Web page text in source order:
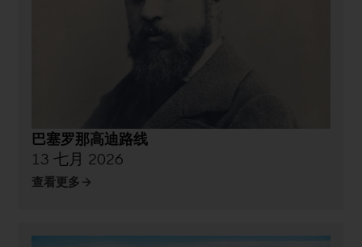
巴塞罗那高迪路线
13 七月 2026
查看更多